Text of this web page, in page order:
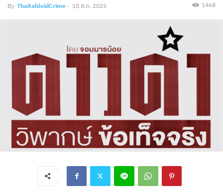
By ThaitabloidCrime - 10 ส.ค. 2025 1468